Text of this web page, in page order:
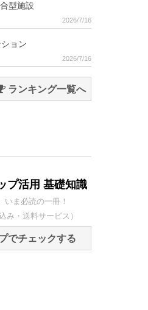
型施設
2026/7/16
ョン
2026/7/16
ランキング一覧へ
プ活用 基礎知識
いま必読の一冊！
み・送料サービス）
でチェックする